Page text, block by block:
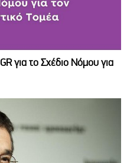
για το Σχέδιο Νόμου για